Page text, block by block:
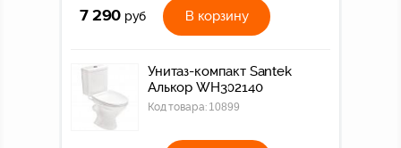
7 290 руб В корзину
Унитаз-компакт Santek
Алькор WH302140
Код товара: 10899